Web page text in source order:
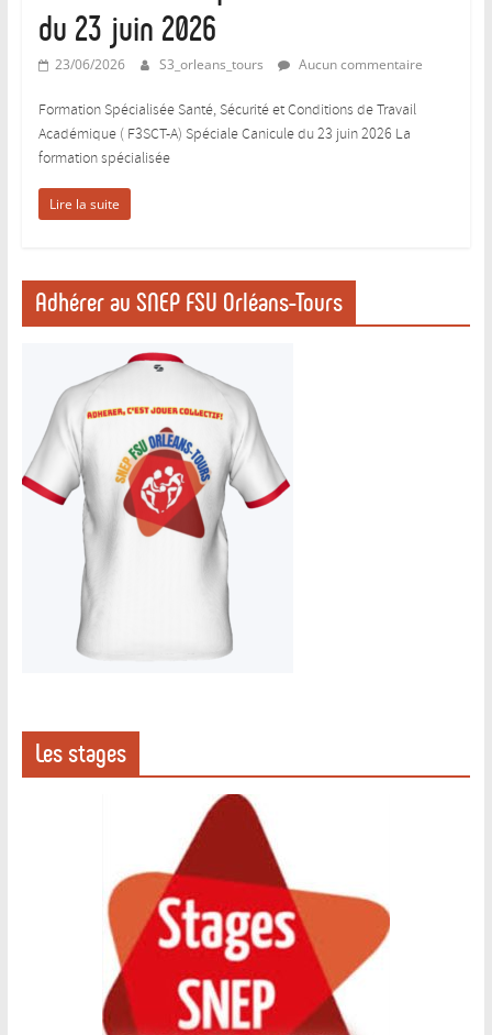
qui
syndique
enseignant-
d’EPS
de
et
les
sport.
du 23 juin 2026
23/06/2026 S3_orleans_tours Aucun commentaire
Formation Spécialisée Santé, Sécurité et Conditions de Travail
Académique ( F3SCT-A) Spéciale Canicule du 23 juin 2026 La
formation spécialisée
Lire la suite
Adhérer au SNEP FSU Orléans-Tours
Les stages